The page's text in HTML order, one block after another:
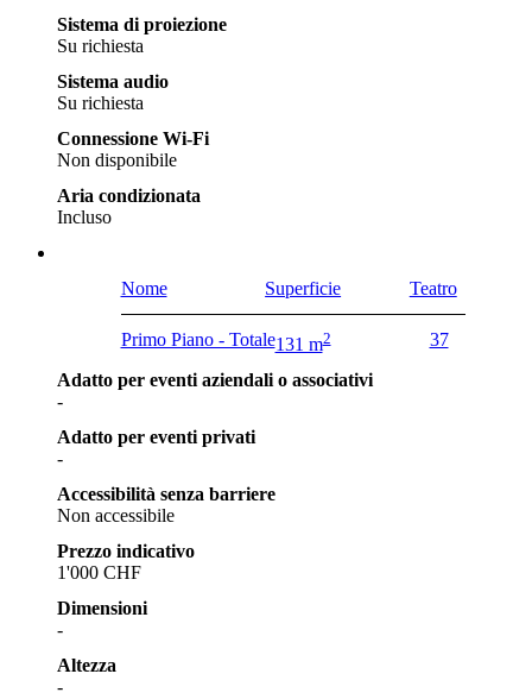
Sistema di proiezione
Su richiesta
Sistema audio
Su richiesta
Connessione Wi-Fi
Non disponibile
Aria condizionata
Incluso
Nome Superficie Teatro
Primo Piano - Totale131 m2 37
Adatto per eventi aziendali o associativi
-
Adatto per eventi privati
-
Accessibilità senza barriere
Non accessibile
Prezzo indicativo
1'000 CHF
Dimensioni
-
Altezza
-